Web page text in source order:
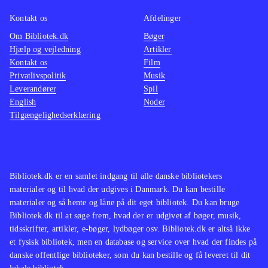
optages og uploades til My SingStar
Online .
I forhold til dansedelen i Singstar +
dance findes noget lignende i Just
dance (wii) og i "Dance central"
(xbox 360), men endnu er der ingen
andre, der indeholder både sang og
30 populære musikvideoer. Man skal
dog være opmærksom på, at spillet
kræver Singstar-mikrofoner,
Playstation Move-controllere og
Playstation Eye-kamera for at kunne
Bibliotek.dk er en samlet indgang til alle danske bibliotekers
materialer og til hvad der udgives i Danmark. Du kan bestille
materialer og så hente og låne på dit eget bibliotek. Du kan bruge
Bibliotek.dk til at søge frem, hvad der er udgivet af bøger, musik,
tidsskrifter, artikler, e-bøger, lydbøger osv. Bibliotek.dk er altså ikke
et fysisk bibliotek, men en database og service over hvad der findes på
danske offentlige biblioteker, som du kan bestille og få leveret til dit
Kontakt os
Om Bibliotek.dk
Hjælp og vejledning
Kontakt os
Privatlivspolitik
Leverandører
English
Tilgængelighedserklæring
Afdelinger
Bøger
Artikler
Film
Musik
Spil
Noder